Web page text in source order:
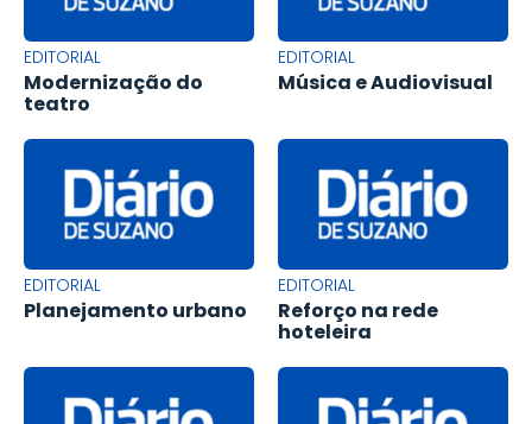
EDITORIAL
Modernização do
teatro
EDITORIAL
Música e Audiovisual
EDITORIAL
Planejamento urbano
EDITORIAL
Reforço na rede
hoteleira